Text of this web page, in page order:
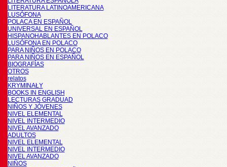
LITERATURA LATINOAMERICANA
LUSÓFONA
POLACA EN ESPAÑOL
UNIVERSAL EN ESPAÑOL
HISPANOHABLANTES EN POLACO
LUSÓFONA EN POLACO
PARA NIÑOS EN POLACO
PARA NIÑOS EN ESPAÑOL
BIOGRAFÍAS
OTROS
relatos
KRYMINAŁY
BOOKS IN ENGLISH
LECTURAS GRADUAD
NIÑOS Y JÓVENES
NIVEL ELEMENTAL
NIVEL INTERMEDIO
NIVEL AVANZADO
ADULTOS
NIVEL ELEMENTAL
NIVEL INTERMEDIO
NIVEL AVANZADO
NIÑOS